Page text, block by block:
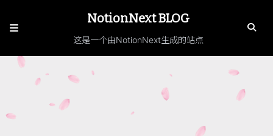
NotionNext BLOG
这是一个由NotionNext生成的站点